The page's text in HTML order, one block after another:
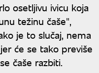
osetljivu ivicu koja
težinu čaše",
je to slučaj, nema
će se tako previše
čaše razbiti.